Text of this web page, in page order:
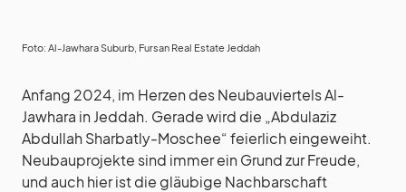
Foto: Al-Jawhara Suburb, Fursan Real Estate Jeddah
Anfang 2024, im Herzen des Neubauviertels Al-
Jawhara in Jeddah. Gerade wird die „Abdulaziz
Abdullah Sharbatly-Moschee“ feierlich eingeweiht.
Neubauprojekte sind immer ein Grund zur Freude,
und auch hier ist die gläubige Nachbarschaft